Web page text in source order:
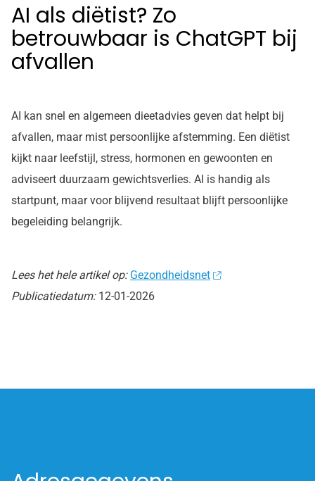
AI als diëtist? Zo
betrouwbaar is ChatGPT bij
afvallen
AI kan snel en algemeen dieetadvies geven dat helpt bij
afvallen, maar mist persoonlijke afstemming. Een diëtist
kijkt naar leefstijl, stress, hormonen en gewoonten en
adviseert duurzaam gewichtsverlies. AI is handig als
startpunt, maar voor blijvend resultaat blijft persoonlijke
begeleiding belangrijk.
Lees het hele artikel op: Gezondheidsnet
Publicatiedatum: 12-01-2026